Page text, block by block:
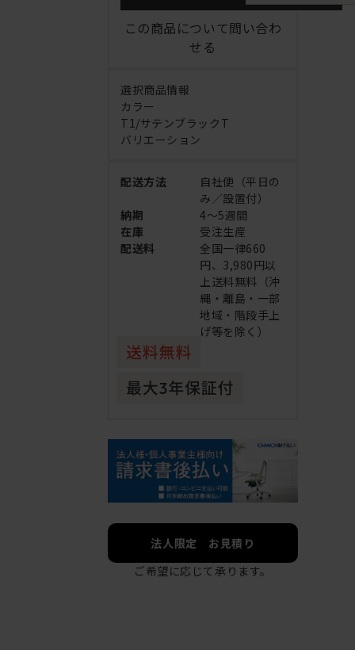
この商品について問い合わ
せる
選択商品情報
カラー
T1/サテンブラックT
バリエーション
配送方法
自社便（平日の
み／設置付）
納期
4～5週間
在庫
受注生産
配送料
全国一律660
円、3,980円以
上送料無料（沖
縄・離島・一部
地域・階段手上
げ等を除く）
法人限定 お見積り
ご希望に応じて承ります。